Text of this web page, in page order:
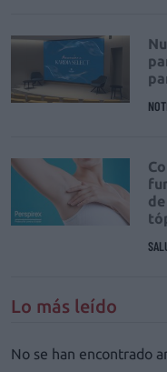
Lo más leído
No se han encontrado